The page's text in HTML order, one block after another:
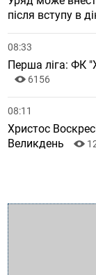
після вступу в
08:33
Перша ліга: ФК
6156
08:11
Христос
Великдень